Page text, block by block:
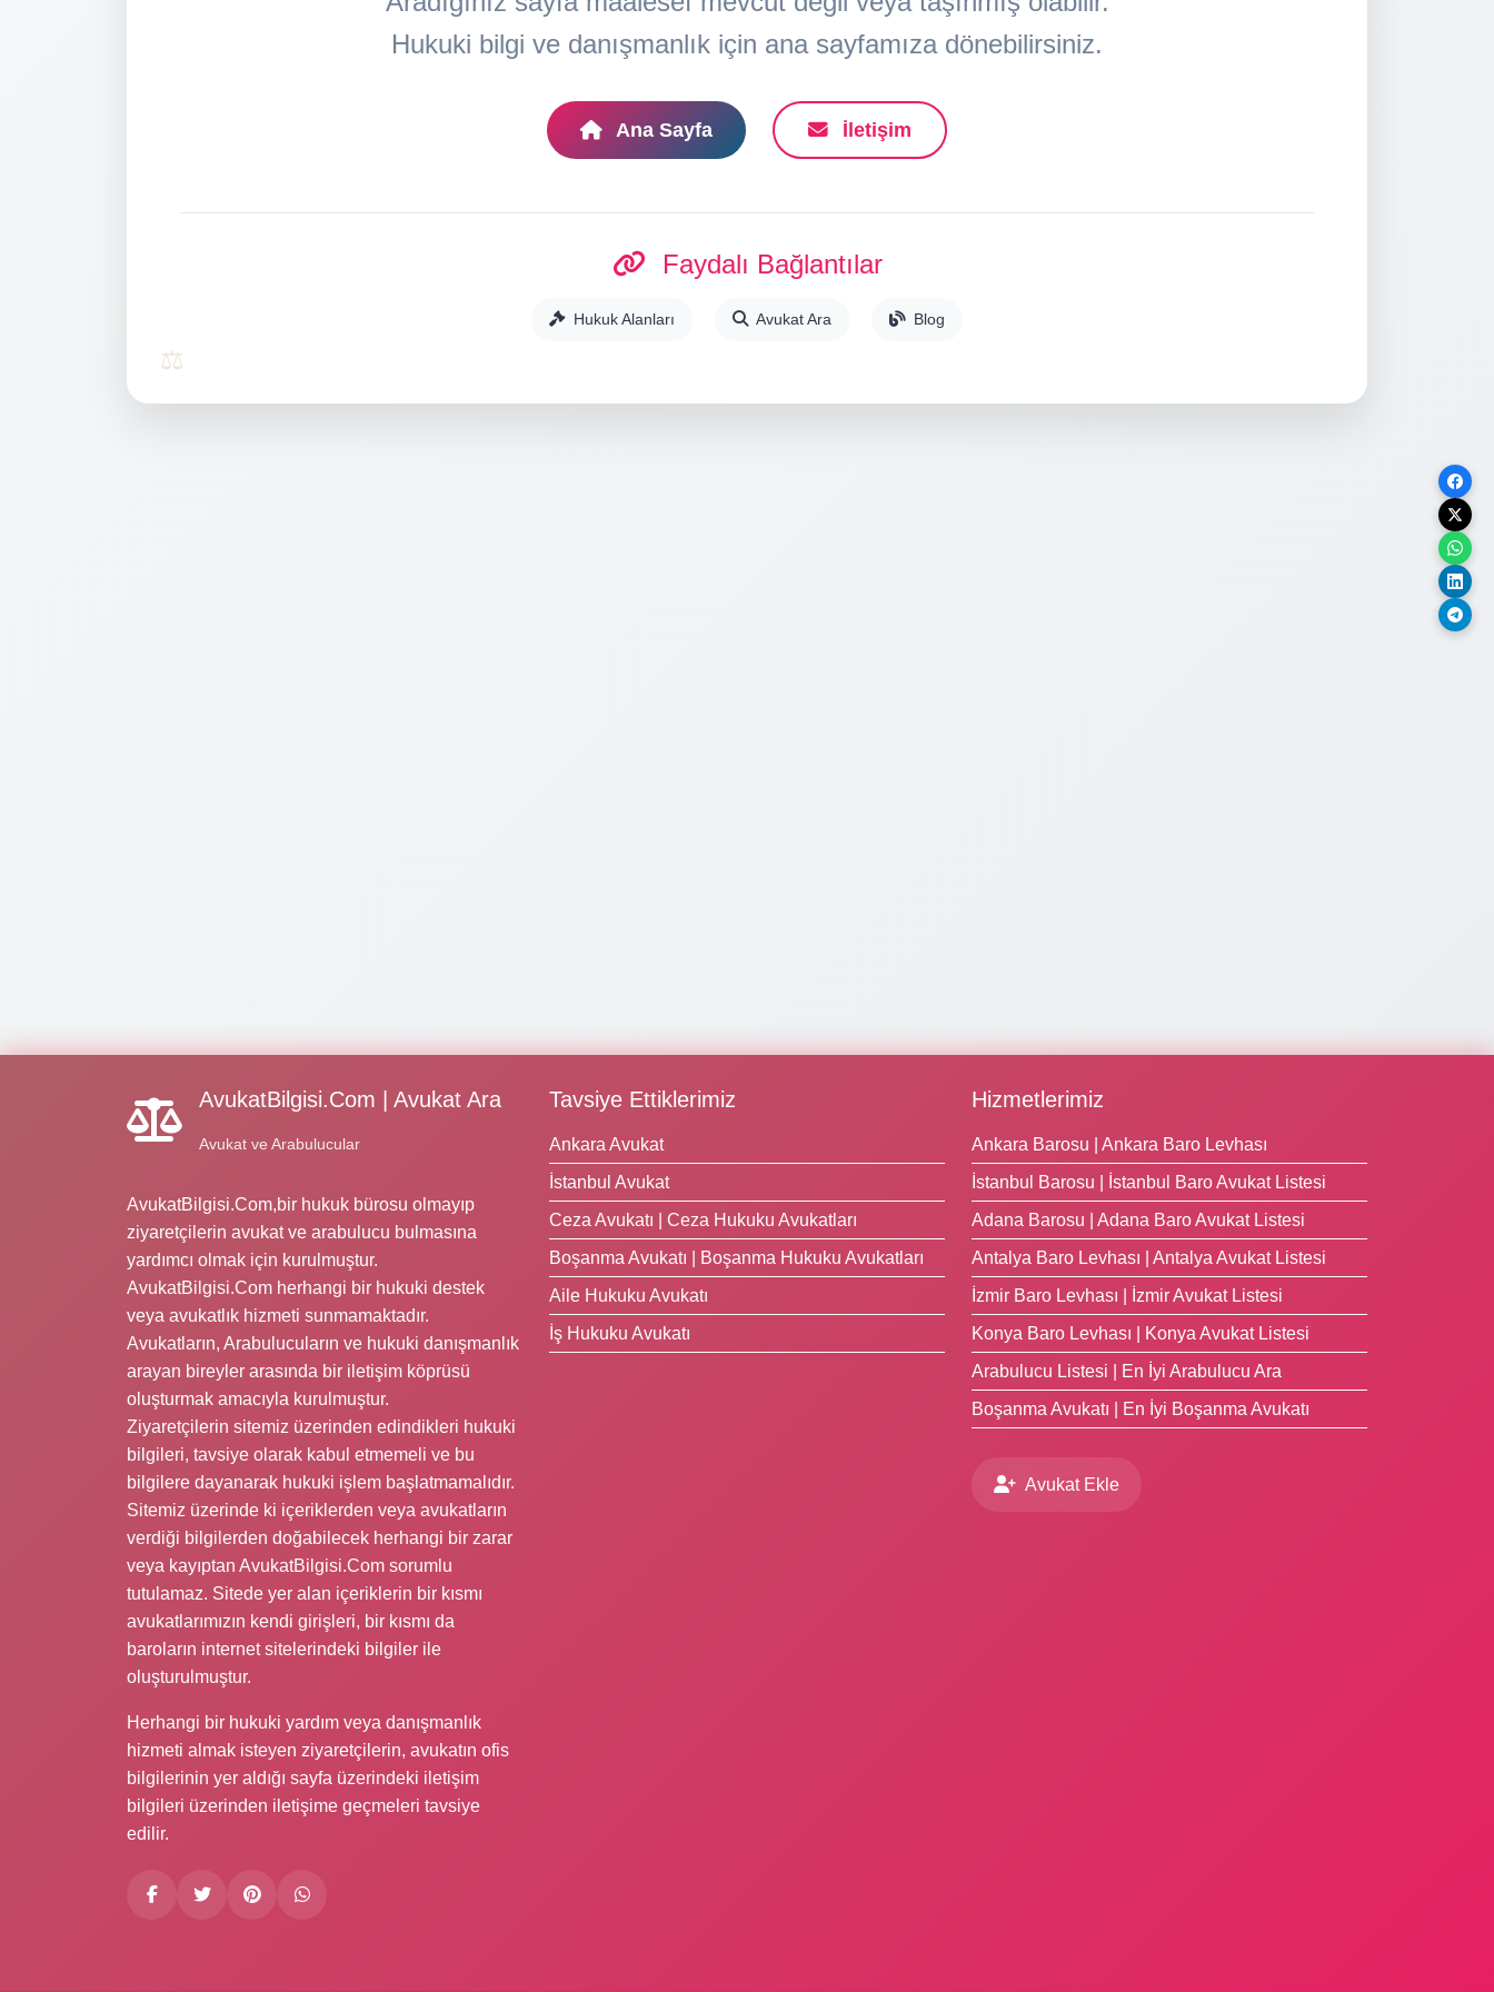
Hukuki bilgi ve danışmanlık için ana sayfamıza dönebilirsiniz.
Ana Sayfa İletişim
Faydalı Bağlantılar
Hukuk Alanları Avukat Ara Blog
AvukatBilgisi.Com | Avukat Ara
Avukat ve Arabulucular
AvukatBilgisi.Com,bir hukuk bürosu olmayıp
ziyaretçilerin avukat ve arabulucu bulmasına
yardımcı olmak için kurulmuştur.
AvukatBilgisi.Com herhangi bir hukuki destek
veya avukatlık hizmeti sunmamaktadır.
Avukatların, Arabulucuların ve hukuki danışmanlık
arayan bireyler arasında bir iletişim köprüsü
oluşturmak amacıyla kurulmuştur.
Ziyaretçilerin sitemiz üzerinden edindikleri hukuki
bilgileri, tavsiye olarak kabul etmemeli ve bu
bilgilere dayanarak hukuki işlem başlatmamalıdır.
Sitemiz üzerinde ki içeriklerden veya avukatların
verdiği bilgilerden doğabilecek herhangi bir zarar
veya kayıptan AvukatBilgisi.Com sorumlu
tutulamaz. Sitede yer alan içeriklerin bir kısmı
avukatlarımızın kendi girişleri, bir kısmı da
baroların internet sitelerindeki bilgiler ile
oluşturulmuştur.
Herhangi bir hukuki yardım veya danışmanlık
hizmeti almak isteyen ziyaretçilerin, avukatın ofis
bilgilerinin yer aldığı sayfa üzerindeki iletişim
bilgileri üzerinden iletişime geçmeleri tavsiye
edilir.
Tavsiye Ettiklerimiz
Ankara Avukat
İstanbul Avukat
Ceza Avukatı | Ceza Hukuku Avukatları
Boşanma Avukatı | Boşanma Hukuku Avukatları
Aile Hukuku Avukatı
İş Hukuku Avukatı
Hizmetlerimiz
Ankara Barosu | Ankara Baro Levhası
İstanbul Barosu | İstanbul Baro Avukat Listesi
Adana Barosu | Adana Baro Avukat Listesi
Antalya Baro Levhası | Antalya Avukat Listesi
İzmir Baro Levhası | İzmir Avukat Listesi
Konya Baro Levhası | Konya Avukat Listesi
Arabulucu Listesi | En İyi Arabulucu Ara
Boşanma Avukatı | En İyi Boşanma Avukatı
Avukat Ekle